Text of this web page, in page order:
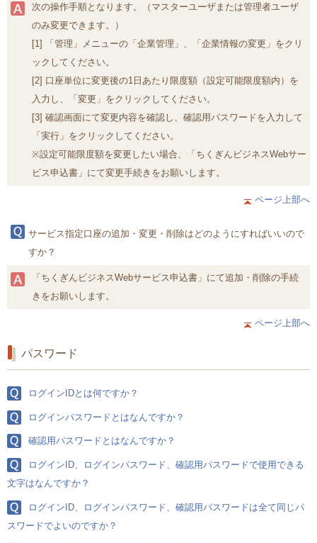
次の操作手順となります。（マスターユーザまたは管理者ユーザ
のみ変更できます。）
[1] 「管理」メニューの「企業管理」、「企業情報の変更」をクリ
ックしてください。
[2] 口座単位に変更後の1日あたり限度額（設定可能限度額内）を
入力し、「変更」をクリックしてください。
[3] 確認画面にて変更内容を確認し、確認用パスワードを入力して
「実行」をクリックしてください。
※設定可能限度額を変更したい場合、「ちくぎんビジネスWebサー
ビス申込書」にて変更手続きをお願いします。
ページ上部へ
サービス指定口座の追加・変更・削除はどのようにすればいいので
すか？
「ちくぎんビジネスWebサービス申込書」にて追加・削除の手続
きをお願いします。
ページ上部へ
パスワード
ログインIDとは何ですか？
ログインパスワードとはなんですか？
確認用パスワードとはなんですか？
ログインID、ログインパスワード、確認用パスワードで使用できる
文字はなんですか？
ログインID、ログインパスワード、確認用パスワードは全て同じパ
スワードでよいのですか？